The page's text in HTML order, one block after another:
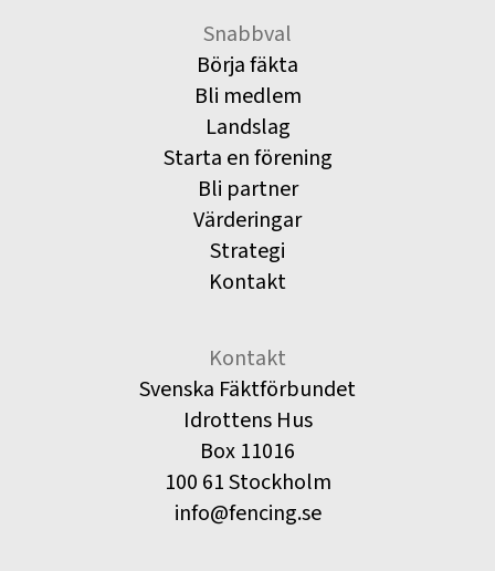
Snabbval
Börja fäkta
Bli medlem
Landslag
Starta en förening
Bli partner
Värderingar
Strategi
Kontakt
Kontakt
Svenska Fäktförbundet
Idrottens Hus
Box 11016
100 61 Stockholm
info@fencing.se